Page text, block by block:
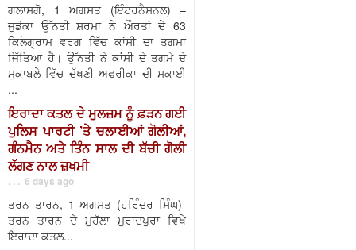
ਗਲਾਸਗੋ, 1 ਅਗਸਤ (ਇੰਟਰਨੈਸ਼ਨਲ) –
ਜੁਡੋਕਾ ਉੱਨਤੀ ਸ਼ਰਮਾ ਨੇ ਔਰਤਾਂ ਦੇ 63
ਕਿਲੋਗ੍ਰਾਮ ਵਰਗ ਵਿੱਚ ਕਾਂਸੀ ਦਾ ਤਗਮਾ
ਜਿੱਤਿਆ ਹੈ। ਉੱਨਤੀ ਨੇ ਕਾਂਸੀ ਦੇ ਤਗਮੇ ਦੇ
ਮੁਕਾਬਲੇ ਵਿੱਚ ਦੱਖਣੀ ਅਫਰੀਕਾ ਦੀ ਸਕਾਈ
...
ਇਰਾਦਾ ਕਤਲ ਦੇ ਮੁਲਜ਼ਮ ਨੂੰ ਫ਼ੜਨ ਗਈ
ਪੁਲਿਸ ਪਾਰਟੀ ’ਤੇ ਚਲਾਈਆਂ ਗੋਲੀਆਂ,
ਗੰਨਮੈਨ ਅਤੇ ਤਿੰਨ ਸਾਲ ਦੀ ਬੱਚੀ ਗੋਲੀ
ਲੱਗਣ ਨਾਲ ਜ਼ਖਮੀ
. . . 6 days ago
ਤਰਨ ਤਾਰਨ, 1 ਅਗਸਤ (ਹਰਿੰਦਰ ਸਿੰਘ)-
ਤਰਨ ਤਾਰਨ ਦੇ ਮੁਹੱਲਾ ਮੁਰਾਦਪੁਰਾ ਵਿਖੇ
ਇਰਾਦਾ ਕਤਲ...